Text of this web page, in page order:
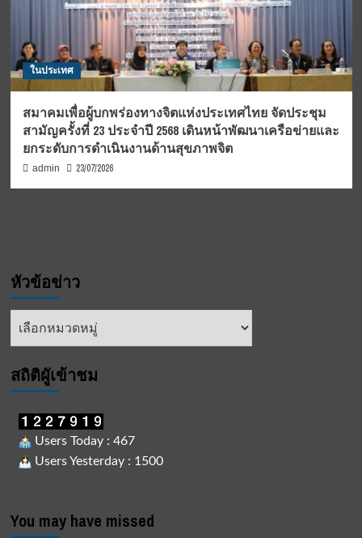
ในประเทศ
สมาคมเพื่อผู้บกพร่องทางจิตแห่งประเทศไทย จัดประชุม
สามัญครั้งที่ 23 ประจำปี 2568 เดินหน้าพัฒนาเครือข่ายและ
ยกระดับการดำเนินงานด้านสุขภาพจิต
admin 23/07/2026
หัวข้อข่าว
หัวข้อ
สถิติผูัเข้าชม
Users Today : 467
Users Yesterday : 1500
You may have missed